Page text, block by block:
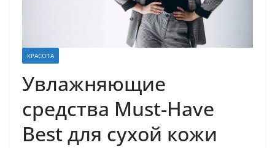
КРАСОТА
Увлажняющие
средства Must-Have
Best для сухой кожи